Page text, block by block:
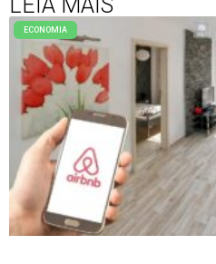
LEIA MAIS
ECONOMIA